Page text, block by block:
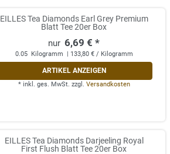
EILLES Tea Diamonds Earl Grey Premium
Blatt Tee 20er Box
6,69 € *
0.05 Kilogramm | 133,80 € / Kilogramm
ARTIKEL ANZEIGEN
* inkl. ges. MwSt. zzgl. Versandkosten
EILLES Tea Diamonds Darjeeling Royal
First Flush Blatt Tee 20er Box